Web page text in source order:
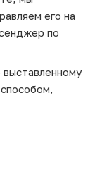
его на
по
выставленному